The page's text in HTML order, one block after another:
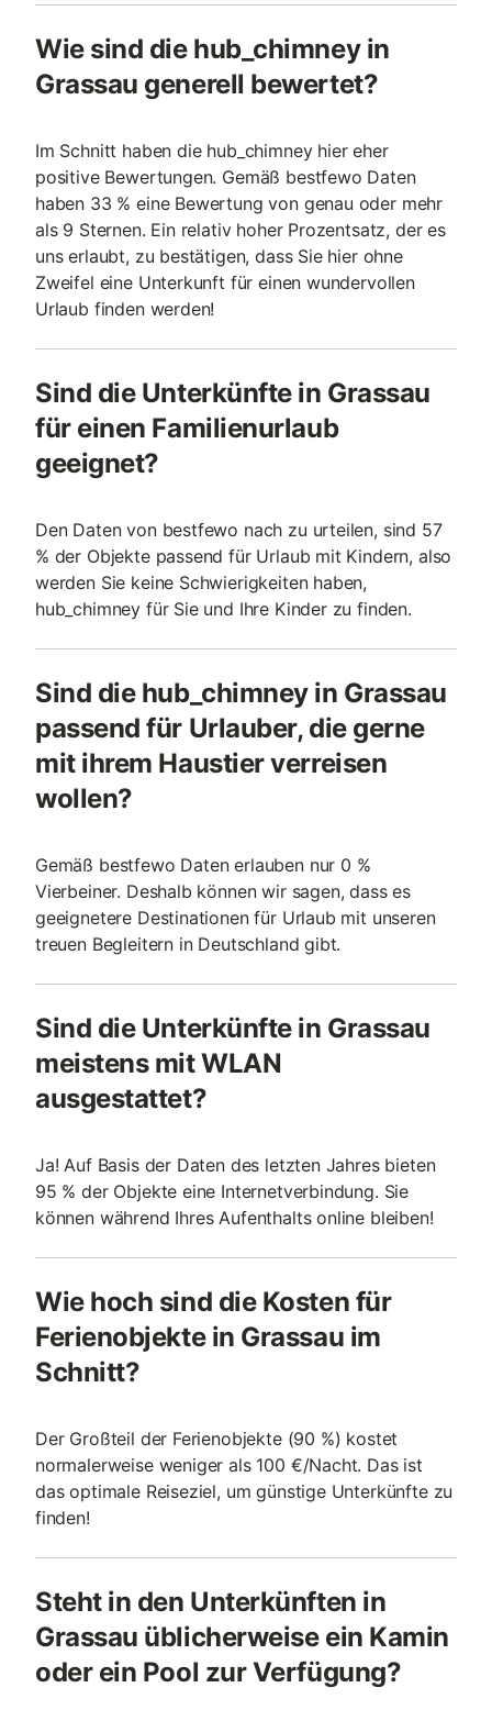
Wie sind die hub_chimney in
Grassau generell bewertet?
Im Schnitt haben die hub_chimney hier eher
positive Bewertungen. Gemäß bestfewo Daten
haben 33 % eine Bewertung von genau oder mehr
als 9 Sternen. Ein relativ hoher Prozentsatz, der es
uns erlaubt, zu bestätigen, dass Sie hier ohne
Zweifel eine Unterkunft für einen wundervollen
Urlaub finden werden!
Sind die Unterkünfte in Grassau
für einen Familienurlaub
geeignet?
Den Daten von bestfewo nach zu urteilen, sind 57
% der Objekte passend für Urlaub mit Kindern, also
werden Sie keine Schwierigkeiten haben,
hub_chimney für Sie und Ihre Kinder zu finden.
Sind die hub_chimney in Grassau
passend für Urlauber, die gerne
mit ihrem Haustier verreisen
wollen?
Gemäß bestfewo Daten erlauben nur 0 %
Vierbeiner. Deshalb können wir sagen, dass es
geeignetere Destinationen für Urlaub mit unseren
treuen Begleitern in Deutschland gibt.
Sind die Unterkünfte in Grassau
meistens mit WLAN
ausgestattet?
Ja! Auf Basis der Daten des letzten Jahres bieten
95 % der Objekte eine Internetverbindung. Sie
können während Ihres Aufenthalts online bleiben!
Wie hoch sind die Kosten für
Ferienobjekte in Grassau im
Schnitt?
Der Großteil der Ferienobjekte (90 %) kostet
normalerweise weniger als 100 €/Nacht. Das ist
das optimale Reiseziel, um günstige Unterkünfte zu
finden!
Steht in den Unterkünften in
Grassau üblicherweise ein Kamin
oder ein Pool zur Verfügung?